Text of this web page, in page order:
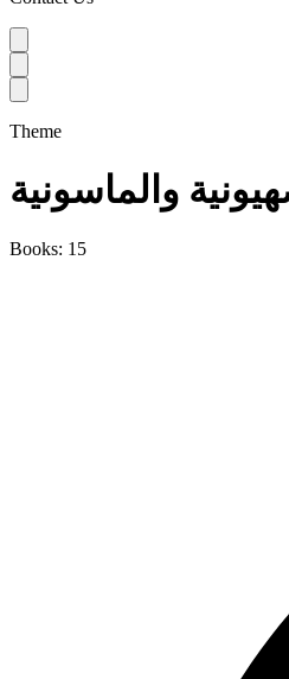
Theme
والماسونية
Books: 15